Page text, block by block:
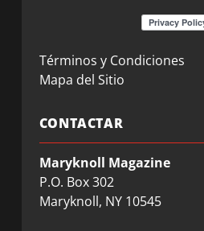
Términos y Condiciones
Mapa del Sitio
CONTACTAR
Maryknoll Magazine
P.O. Box 302
Maryknoll, NY 10545